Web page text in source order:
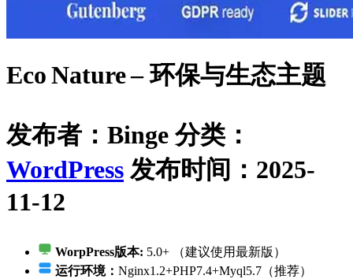
Eco Nature – 环保与生态主题
发布者：Binge 分类：
WordPress 发布时间：2025-
11-12
WorpPress版本: 5.0+ （建议使用最新版）
运行环境： Nginx1.2+PHP7.4+Myql5.7（推荐）